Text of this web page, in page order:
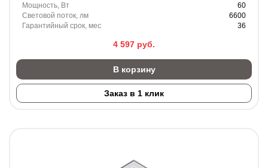
Мощность, Вт
60
Световой поток, лм
6600
Гарантийный срок, мес
36
4 597 руб.
В корзину
Заказ в 1 клик